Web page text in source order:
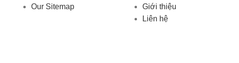
Our Sitemap
Giới thiệu
Liên hệ